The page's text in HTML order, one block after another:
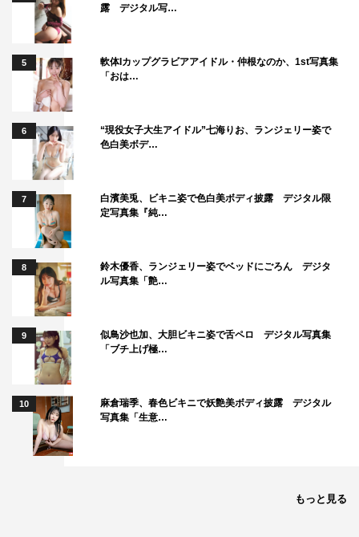
露 デジタル写…
5
軟体Iカップグラビアアイドル・仲根なのか、1st写真集
「おは…
6
“現役女子大生アイドル”七海りお、ランジェリー姿で
色白美ボデ…
7
白濱美兎、ビキニ姿で色白美ボディ披露 デジタル限
定写真集『純…
8
鈴木優香、ランジェリー姿でベッドにごろん デジタ
ル写真集「艶…
9
似鳥沙也加、大胆ビキニ姿で舌ペロ デジタル写真集
「ブチ上げ極…
10
麻倉瑞季、春色ビキニで妖艶美ボディ披露 デジタル
写真集「生意…
もっと見る